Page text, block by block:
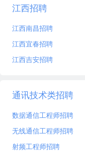
江西招聘
江西南昌招聘
江西宜春招聘
江西吉安招聘
通讯技术类招聘
数据通信工程师招聘
无线通信工程师招聘
射频工程师招聘